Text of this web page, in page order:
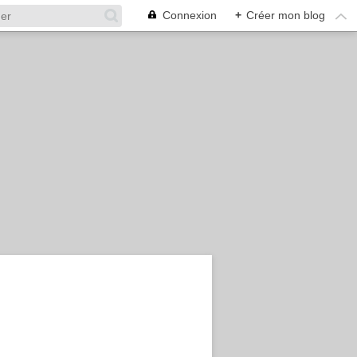
Connexion + Créer mon blog